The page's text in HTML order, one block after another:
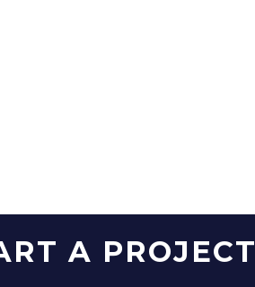
A PROJECT